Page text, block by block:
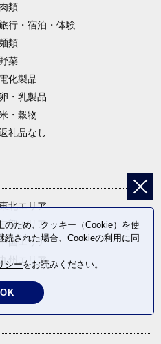
肉類
行・宿泊・体験
類
野菜
電化製品
卵・乳製品
・穀物
礼品なし
北エリア
中部エリア
国エリア
州エリア
ため、クッキー（Cookie）を使
された場合、Cookieの利用に同
シーをお読みください。
OK